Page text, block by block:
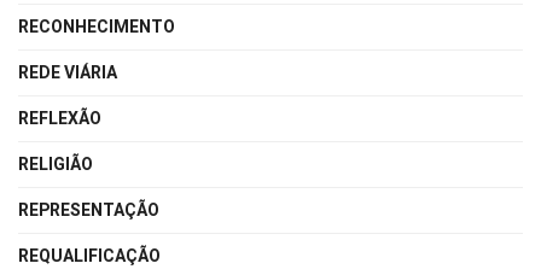
RECONHECIMENTO
REDE VIÁRIA
REFLEXÃO
RELIGIÃO
REPRESENTAÇÃO
REQUALIFICAÇÃO